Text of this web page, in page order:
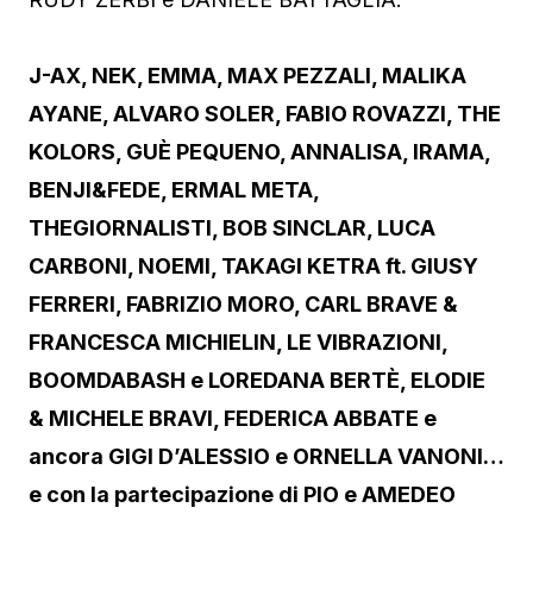
J-AX, NEK, EMMA, MAX PEZZALI, MALIKA
AYANE, ALVARO SOLER, FABIO ROVAZZI, THE
KOLORS, GUÈ PEQUENO, ANNALISA, IRAMA,
BENJI&FEDE, ERMAL META,
THEGIORNALISTI, BOB SINCLAR, LUCA
CARBONI, NOEMI, TAKAGI KETRA ft. GIUSY
FERRERI, FABRIZIO MORO, CARL BRAVE &
FRANCESCA MICHIELIN, LE VIBRAZIONI,
BOOMDABASH e LOREDANA BERTÈ, ELODIE
& MICHELE BRAVI, FEDERICA ABBATE e
ancora GIGI D’ALESSIO e ORNELLA VANONI…
e con la partecipazione di PIO e AMEDEO